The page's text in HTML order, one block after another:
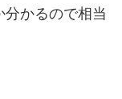
かるので相当